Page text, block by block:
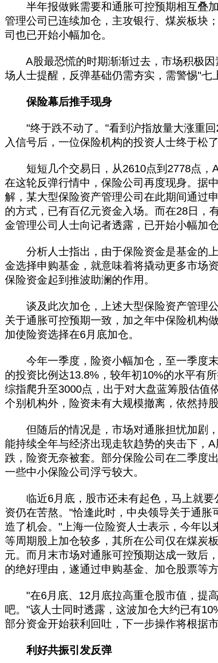
半年报做账需要和通胀可控预期相互叠
管理公司已连续加仓，主攻银行、煤炭板块
司也已开始小幅加仓。
A股最恐慌的时期渐渐过去，市场积极因
场人士提醒，反弹基础仍需夯实，需警惕"七
保险幕后推手现身
"终于跌不动了。"看到沪指放量大涨重回
入信号后，一位保险机构的投资人士终于松
短短几个交易日，从2610点到2778点，
在这轮反弹行情中，保险公司再度现身。据
解，某大型保险资产管理公司在此期间通过
的方式，已有百亿元资金入场。而在28日，
金管理公司人士向记者透露，已开始小幅加
分析人士指出，由于保险资金是基金的
金选择申购基金，就意味着将撬动更多市场
保险资金起到推波助澜的作用。
谈及此次加仓，上述大型保险资产管理
关于通胀可控预期一致，加之年中保险机构
加使险资选择在6月底加仓。
今年一季度，险资小幅加仓，至一季度
的投资比例达13.8%，较年初10%的水平有
综指爬升至3000点，出于对大盘蓝筹股估值
个别机构外，险资未有大规模撤离，依然持
但随后的情况是，市场对通胀担忧加剧
能持续全年与经济出现走软趋势的夹击下，
跌，险资无奈被套。部分保险公司在二季度
一些中小保险公司浮亏较大。
临近6月底，股市还未有起色，马上就要
资仍在苦熬。"恰逢此时，中央领导关于通胀
造了机会。"上海一位险资人士表示，今年以
等周期股上加仓较多，其所在公司仅在煤炭
元。而月末市场对通胀可控预期达成一致后
的绝好理由，遂通过申购基金、加仓股票等
"在6月底、12月底拉高重仓股市值，提
吧。"该人士同时透露，这波加仓大约已有
部分资金开始获利回吐，下一步操作将根据
利好共振引发反弹